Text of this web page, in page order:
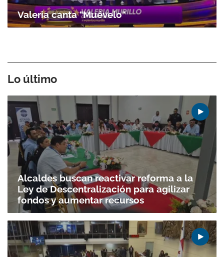
Valeria canta "Muévelo"
Lo último
Alcaldes buscan reactivar reforma a la
Ley de Descentralización para agilizar
fondos y aumentar recursos